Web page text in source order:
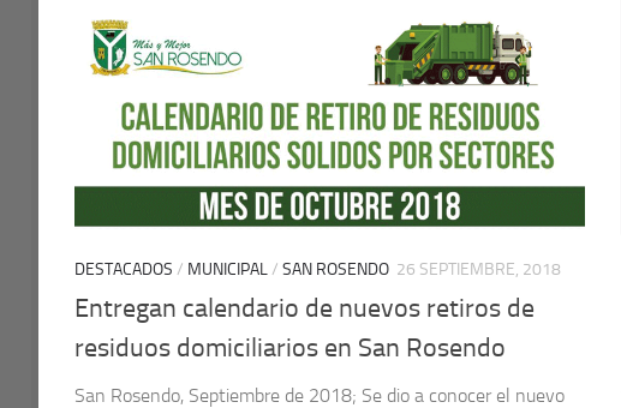
DESTACADOS / MUNICIPAL/ SAN ROSENDO 26 SEPTIEMBRE, 2018
Entregan calendario de nuevos retiros de
residuos domiciliarios en San Rosendo
San Rosendo, Septiembre de 2018; Se dio a conocer el nuevo